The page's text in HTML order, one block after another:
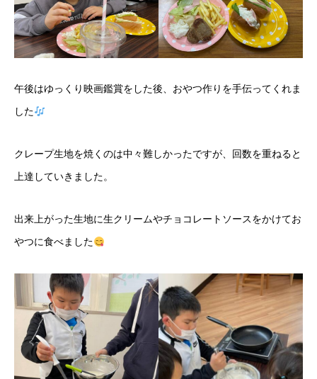
午後はゆっくり映画鑑賞をした後、おやつ作りを手伝ってくれま
した
クレープ生地を焼くのは中々難しかったですが、回数を重ねると
上達していきました。
出来上がった生地に生クリームやチョコレートソースをかけてお
やつに食べました